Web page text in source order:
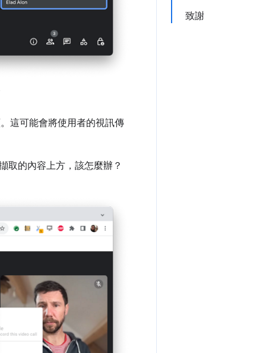
致謝
這可能會將使用者的視訊傳
取的內容上方，該怎麼辦？